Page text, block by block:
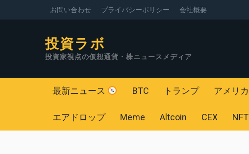
お問い合わせ プライバシーポリシー 会社概要
投資ラボ
投資家視点の仮想通貨・株ニュースメディア
最新ニュース BTC トランプ アメリカ
エアドロップ Meme Altcoin CEX NFT